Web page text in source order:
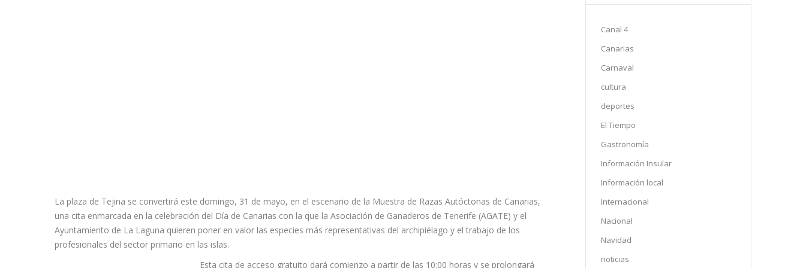
La plaza de Tejina se convertirá este domingo, 31 de mayo, en el escenario de la Muestra de Razas Autóctonas de Canarias,
una cita enmarcada en la celebración del Día de Canarias con la que la Asociación de Ganaderos de Tenerife (AGATE) y el
Ayuntamiento de La Laguna quieren poner en valor las especies más representativas del archipiélago y el trabajo de los
profesionales del sector primario en las islas.
Esta cita de acceso gratuito dará comienzo a partir de las 10:00 horas y se prolongará
Canal 4
Canarias
Carnaval
cultura
deportes
El Tiempo
Gastronomía
Información Insular
Información local
Internacional
Nacional
Navidad
noticias